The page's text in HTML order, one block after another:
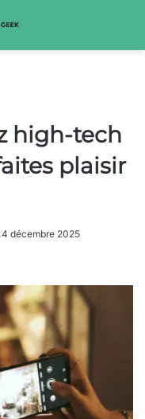
high-tech
plaisir
décembre 2025